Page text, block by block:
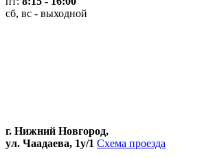
сб, вс - выходной
г. Нижний Новгород,
ул. Чаадаева, 1у/1 Схема проезда